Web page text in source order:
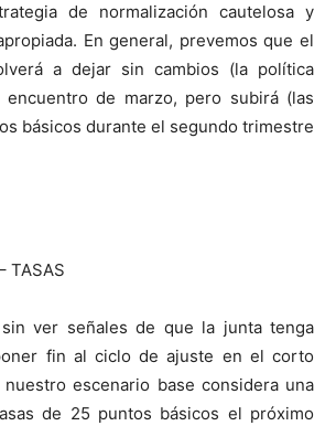
de normalización cautelosa y
En general, prevemos que el
a dejar sin cambios (la política
de marzo, pero subirá (las
básicos durante el segundo trimestre
TASAS
ver señales de que la junta tenga
fin al ciclo de ajuste en el corto
escenario base considera una
de 25 puntos básicos el próximo